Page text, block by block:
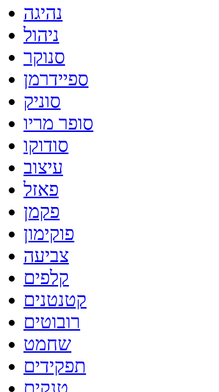
נהיגה
ניהול
סנוקר
ספיידרמן
סוניק
סופר מריו
סודוקו
עיצוב
פאזל
פקמן
פוקימון
צביעה
קלפים
קטנטנים
רובוטים
שחמט
תפקידים